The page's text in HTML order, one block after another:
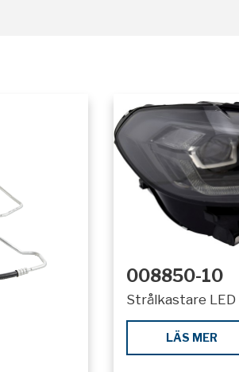
008850-10
Strålkastare LED
LÄS MER